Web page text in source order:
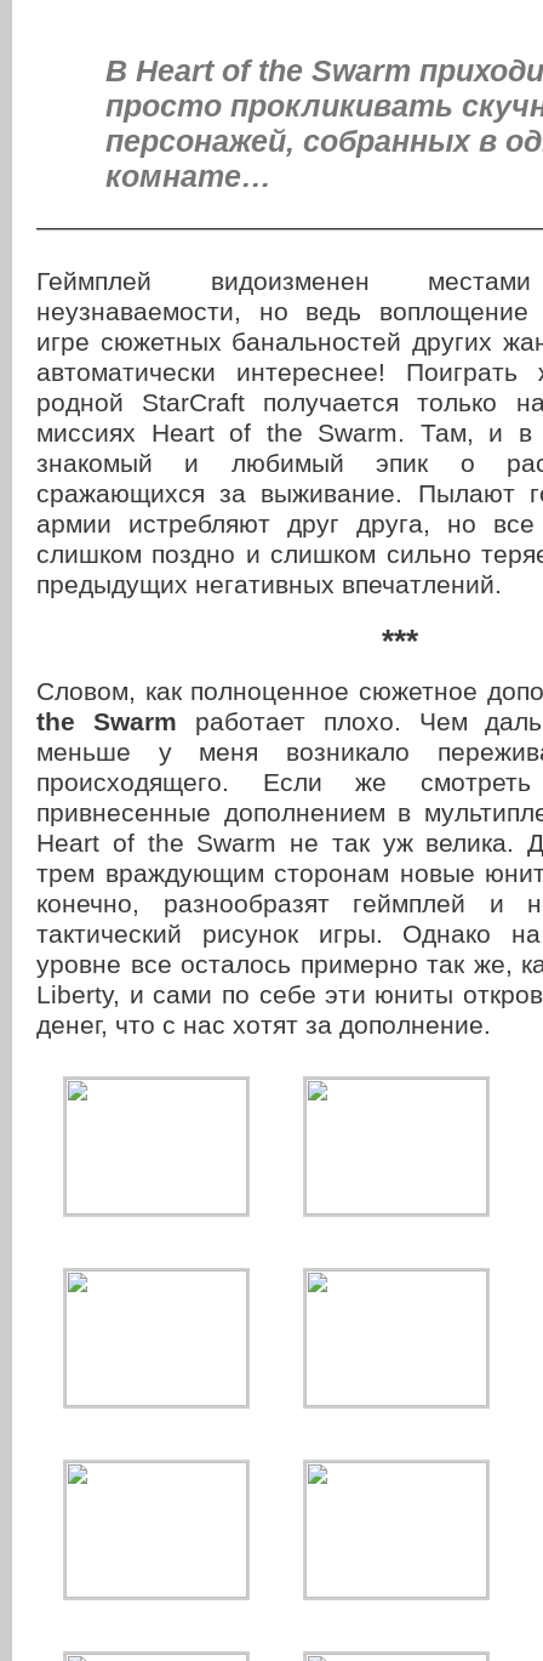
В Heart of the Swarm
просто прокликивать
персонажей, собранных в
комнате…
Геймплей видоизменен
неузнаваемости, но ведь воплощение
игре сюжетных банальностей других
автоматически интереснее!
родной StarCraft получается только
миссиях Heart of the Swarm. Там, и в
знакомый и любимый эпик о
сражающихся за выживание. Пылают
армии истребляют друг друга, но
слишком поздно и слишком сильно
предыдущих негативных впечатлений.
***
Словом, как полноценное сюжетное
the Swarm работает плохо. Чем
меньше у меня возникало
происходящего. Если же
привнесенные дополнением в
Heart of the Swarm не так уж велика.
трем враждующим сторонам новые
конечно, разнообразят геймплей и
тактический рисунок игры. Однако
уровне все осталось примерно так же,
Liberty, и сами по себе эти юниты
денег, что с нас хотят за дополнение.